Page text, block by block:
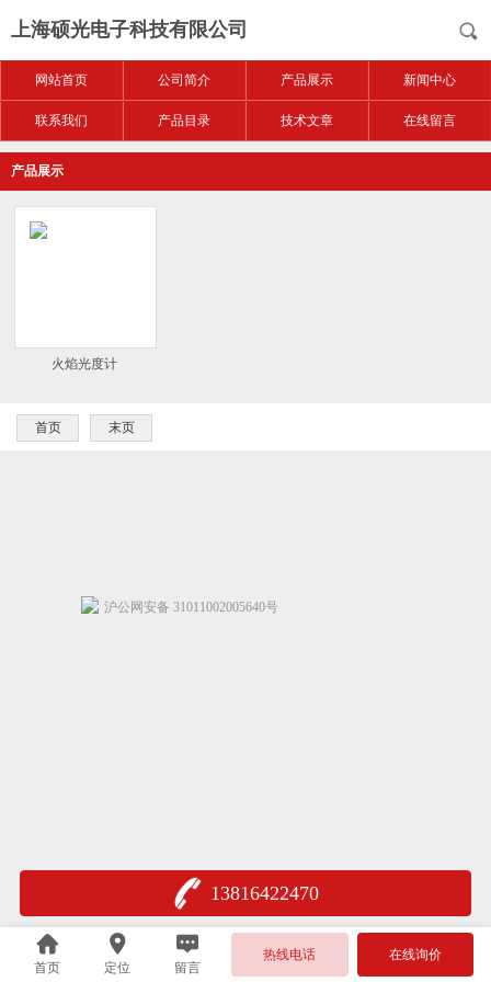
上海硕光电子科技有限公司
网站首页 公司简介 产品展示 新闻中心
联系我们 产品目录 技术文章 在线留言
产品展示
火焰光度计
首页 末页
13816422470
首页 定位 留言
热线电话 在线询价
沪公网安备 31011002005640号